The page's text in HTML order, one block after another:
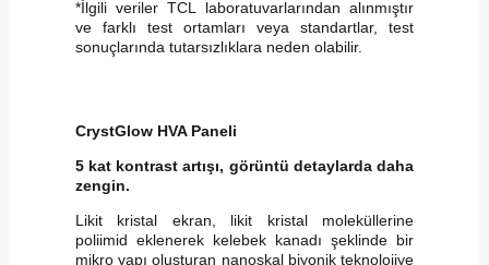
*İlgili veriler TCL laboratuvarlarından alınmıştır
ve farklı test ortamları veya standartlar, test
sonuçlarında tutarsızlıklara neden olabilir.
CrystGlow HVA Paneli
5 kat kontrast artışı, görüntü detaylarda daha
zengin.
Likit kristal ekran, likit kristal moleküllerine
poliimid eklenerek kelebek kanadı şeklinde bir
mikro yapı oluşturan nanoskal biyonik teknolojiye